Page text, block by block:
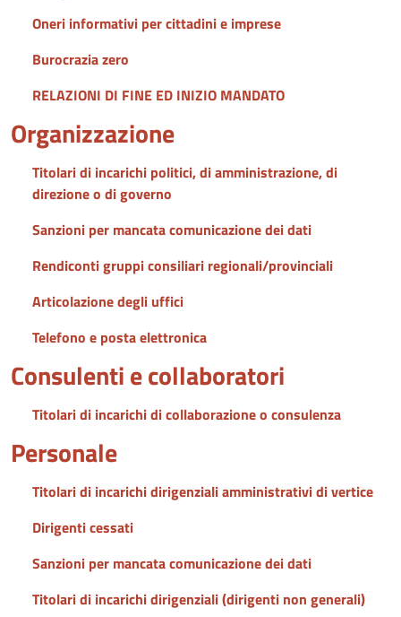
Oneri informativi per cittadini e imprese
Burocrazia zero
RELAZIONI DI FINE ED INIZIO MANDATO
Organizzazione
Titolari di incarichi politici, di amministrazione, di
direzione o di governo
Sanzioni per mancata comunicazione dei dati
Rendiconti gruppi consiliari regionali/provinciali
Articolazione degli uffici
Telefono e posta elettronica
Consulenti e collaboratori
Titolari di incarichi di collaborazione o consulenza
Personale
Titolari di incarichi dirigenziali amministrativi di vertice
Dirigenti cessati
Sanzioni per mancata comunicazione dei dati
Titolari di incarichi dirigenziali (dirigenti non generali)